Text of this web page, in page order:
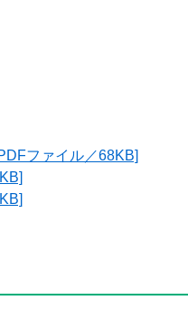
ファイル／68KB]